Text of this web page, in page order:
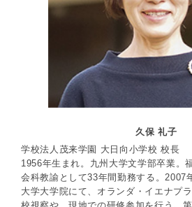
久保 礼子
学校法人茂来学園 大日向小学校 校長
1956年生まれ。九州大学文学部卒業。
会科教諭として33年間勤務する。2007
大学大学院にて、オランダ・イエナプ